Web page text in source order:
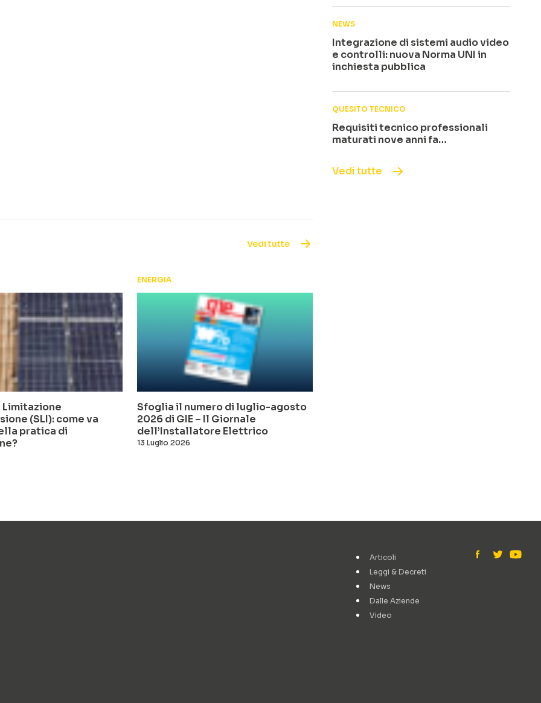
NEWS
Integrazione di sistemi audio video
e controlli: nuova Norma UNI in
inchiesta pubblica
QUESITO TECNICO
Requisiti tecnico professionali
maturati nove anni fa…
Vedi tutte
Vedi tutte
Limitazione
(SLI): come va
pratica di
ENERGIA
Sfoglia il numero di luglio-agosto
2026 di GIE – Il Giornale
dell’Installatore Elettrico
13 Luglio 2026
Articoli
Leggi & Decreti
News
Dalle Aziende
Video